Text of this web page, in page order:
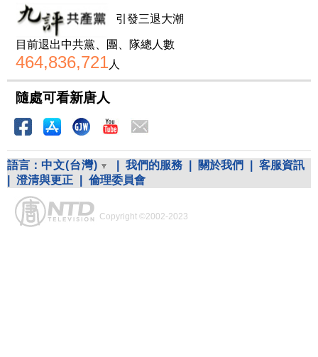
引發三退大潮
目前退出中共黨、團、隊總人數
464,836,721人
隨處可看新唐人
語言： 中文(台灣) 我們的服務 關於我們
客服資訊
澄清與更正 倫理委員會
Copyright ©2002-2023